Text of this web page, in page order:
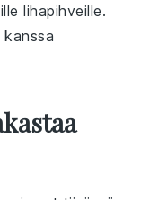
lihapihveille.
kanssa